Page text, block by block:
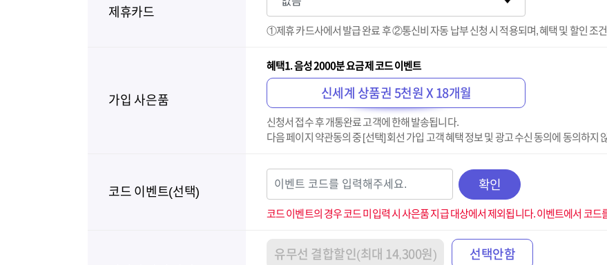
제휴카드
①제휴 카드사에서 발급 완료 후 ②통신비 자동 납부 신청 시 적용되며, 혜택 및 할인 조
가입 사은품
혜택1. 음성 2000분 요금제 코드 이벤트
신세계 상품권 5천원 X 18개월
신청서 접수 후 개통완료 고객에 한해 발송됩니다.
다음 페이지 약관동의 중 [선택] 회선 가입 고객 혜택 정보 및 광고 수신 동의에 동의하지
코드 이벤트(선택)
확인
코드 이벤트의 경우 코드 미입력 시 사은품 지급 대상에서 제외됩니다. 이벤트에서 코드
유무선 결합할인(최대 14,300원) 선택안함